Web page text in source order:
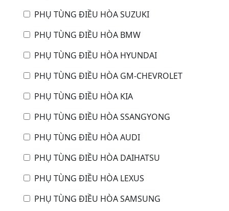
PHỤ TÙNG ĐIỀU HÒA SUZUKI
PHỤ TÙNG ĐIỀU HÒA BMW
PHỤ TÙNG ĐIỀU HÒA HYUNDAI
PHỤ TÙNG ĐIỀU HÒA GM-CHEVROLET
PHỤ TÙNG ĐIỀU HÒA KIA
PHỤ TÙNG ĐIỀU HÒA SSANGYONG
PHỤ TÙNG ĐIỀU HÒA AUDI
PHỤ TÙNG ĐIỀU HÒA DAIHATSU
PHỤ TÙNG ĐIỀU HÒA LEXUS
PHỤ TÙNG ĐIỀU HÒA SAMSUNG